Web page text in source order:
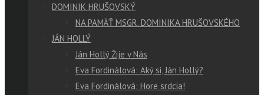
DOMINIK HRUŠOVSKÝ
NA PAMÄŤ MSGR. DOMINIKA HRUŠOVSKÉHO
JÁN HOLLÝ
Ján Hollý Žije v Nás
Eva Fordinálová: Aký si, Ján Hollý?
Eva Fordinálová: Hore srdcia!